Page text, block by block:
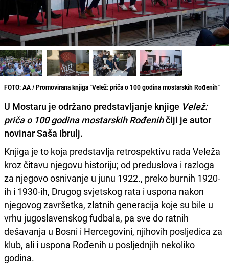
FOTO: AA / Promovirana knjiga "Velež: priča o 100 godina mostarskih Rođenih"
U Mostaru je održano predstavljanje knjige Velež:
priča o 100 godina mostarskih Rođenihčiji je autor
novinar Saša Ibrulj.
Knjiga je to koja predstavlja retrospektivu rada Veleža
kroz čitavu njegovu historiju; od preduslova i razloga
za njegovo osnivanje u junu 1922., preko burnih 1920-
ih i 1930-ih, Drugog svjetskog rata i uspona nakon
njegovog završetka, zlatnih generacija koje su bile u
vrhu jugoslavenskog fudbala, pa sve do ratnih
dešavanja u Bosni i Hercegovini, njihovih posljedica za
klub, ali i uspona Rođenih u posljednjih nekoliko
godina.